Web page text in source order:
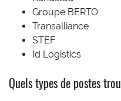
Groupe BERTO
Transalliance
STEF
Id Logistics
Quels types de postes